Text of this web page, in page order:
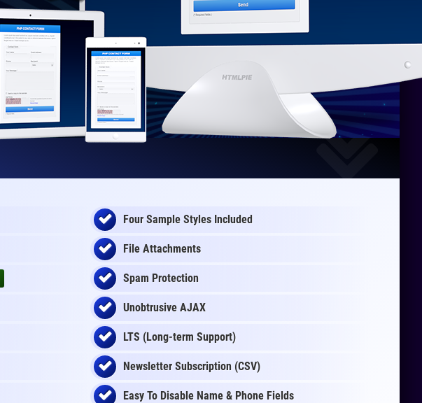
Four Sample Styles Included
File Attachments
Spam Protection
Unobtrusive AJAX
LTS (Long-term Support)
Newsletter Subscription (CSV)
Easy To Disable Name & Phone Fields